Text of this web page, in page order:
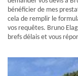
bénéficier de mes
cela de remplir le
vos requêtes. Bruno
brefs délais et vous